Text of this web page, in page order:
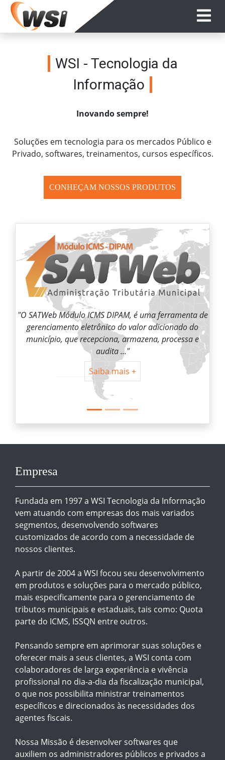
WSI - Tecnologia da
Informação
Inovando sempre!
Soluções em tecnologia para os mercados Público e
Privado, softwares, treinamentos, cursos específicos.
CONHEÇAM NOSSOS PRODUTOS
é uma ferramenta de
valor adicionado do
armazena, processa e
"O SATBank – Módulo ISS de
oferece a captação eletrônica de
contábeis das instituições
Saiba mais +
Empresa
Fundada em 1997 a WSI Tecnologia da Informação
vem atuando com empresas dos mais variados
segmentos, desenvolvendo softwares
customizados de acordo com a necessidade de
nossos clientes.
A partir de 2004 a WSI focou seu desenvolvimento
em produtos e soluções para o mercado público,
mais especificamente para o gerenciamento de
tributos municipais e estaduais, tais como: Quota
parte do ICMS, ISSQN entre outros.
Pensando sempre em aprimorar suas soluções e
oferecer mais a seus clientes, a WSI conta com
colaboradores de larga experiência e vivência
profissional no dia-a-dia da fiscalização municipal,
o que nos possibilita ministrar treinamentos
específicos e direcionados às necessidades dos
agentes fiscais.
Nossa Missão é desenvolver softwares que
auxiliem os administradores públicos e privados a